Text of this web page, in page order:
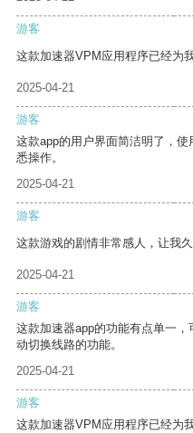
游客
这款加速器VPM应用程序已经为
2025-04-21
游客
这款app的用户界面简洁明了，
悉操作。
2025-04-21
游客
这款游戏的剧情非常感人，让我久
2025-04-21
游客
这款加速器app的功能有点单一
动切换线路的功能。
2025-04-21
游客
这款加速器VPM应用程序已经为